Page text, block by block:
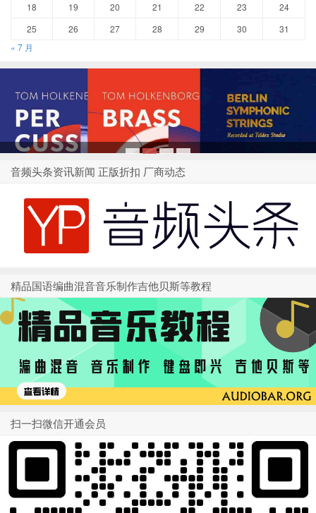
18
19 20 21 22 23
24
25
26 27 28 29 30
31
« 7 月
1 2 3 4
音频头条资讯新闻 正版折扣 厂商动态
精品国语编曲混音音乐制作吉他贝斯等教程
扫一扫微信开通会员